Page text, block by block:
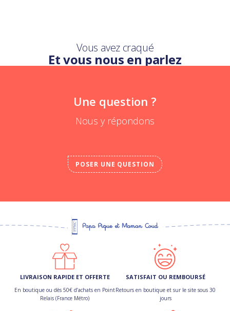
Vous avez craqué
Et vous nous en parlez
Une question ?
Nous y répondons
POSER UNE QUESTION
LIVRAISON RAPIDE ET OFFERTE
En boutique ou dès 50€ d’achats en Point
Relais (France Métro)
SATISFAIT OU REMBOURSÉ
Retours en boutique et sur le site sous 30
jours